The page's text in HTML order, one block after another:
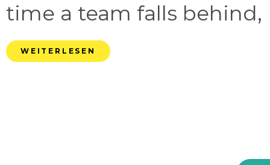
time a team falls behind,
WEITERLESEN